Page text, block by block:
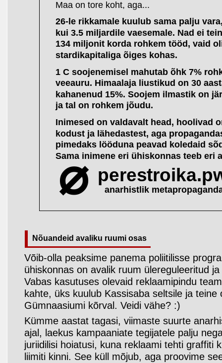
Nõuandeid avaliku ruumi osas
Võib-olla peaksime panema poliitilisse
ühiskonnas on avalik ruum ülereguleeritud
Vabas kasutuses olevaid reklaamipindu
kahte, üks kuulub Kassisaba seltsile ja teine
Gümnaasiumi kõrval. Veidi vähe? :)
Kümme aastat tagasi, viimaste suurte
ajal, laekus kampaaniate tegijatele palju
juriidilisi hoiatusi, kuna reklaami tehti graffiti
liimiti kinni. See küll mõjub, aga proovime